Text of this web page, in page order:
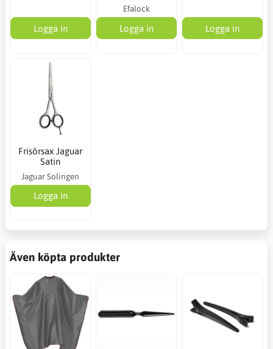
Logga in
Efalock
Logga in Logga in
Frisörsax Jaguar
Satin
Jaguar Solingen
Logga in
Även köpta produkter